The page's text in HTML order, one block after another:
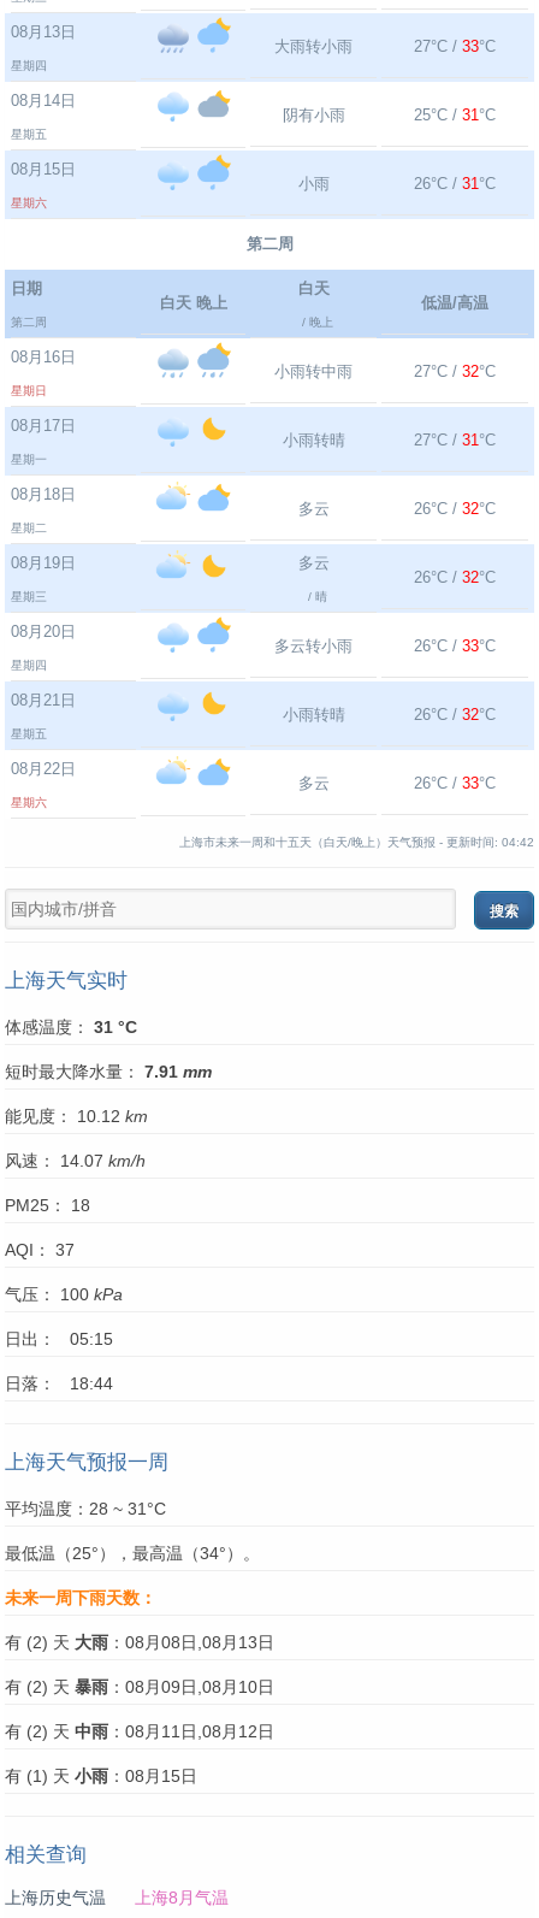
08月13日
星期四
大雨转小雨 27°C / 33°C
08月14日
星期五
阴有小雨 25°C / 31°C
08月15日
星期六
小雨 26°C / 31°C
第二周
日期
第二周
白天 晚上
白天
/ 晚上
低温/高温
08月16日
星期日
小雨转中雨 27°C / 32°C
08月17日
星期一
小雨转晴 27°C / 31°C
08月18日
星期二
多云 26°C / 32°C
08月19日
星期三
多云
/ 晴
26°C / 32°C
08月20日
星期四
多云转小雨 26°C / 33°C
08月21日
星期五
小雨转晴 26°C / 32°C
08月22日
星期六
多云 26°C / 33°C
上海市未来一周和十五天（白天/晚上）天气预报 - 更新时间: 04:42
上海天气实时
体感温度： 31 °C
短时最大降水量： 7.91 mm
能见度： 10.12 km
风速： 14.07 km/h
PM25： 18
AQI： 37
气压： 100 kPa
日出： 05:15
日落： 18:44
上海天气预报一周
平均温度：28 ~ 31°C
最低温（25°），最高温（34°）。
未来一周下雨天数：
有 (2) 天 大雨 ：08月08日,08月13日
有 (2) 天 暴雨 ：08月09日,08月10日
有 (2) 天 中雨 ：08月11日,08月12日
有 (1) 天 小雨 ：08月15日
相关查询
上海历史气温 上海8月气温